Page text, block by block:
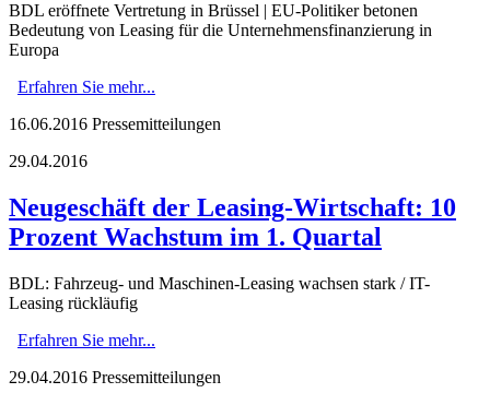
BDL eröffnete Vertretung in Brüssel | EU-Politiker betonen
Bedeutung von Leasing für die Unternehmensfinanzierung in
Europa
Erfahren Sie mehr...
16.06.2016 Pressemitteilungen
29.04.2016
Neugeschäft der Leasing-Wirtschaft: 10
Prozent Wachstum im 1. Quartal
BDL: Fahrzeug- und Maschinen-Leasing wachsen stark / IT-
Leasing rückläufig
Erfahren Sie mehr...
29.04.2016 Pressemitteilungen